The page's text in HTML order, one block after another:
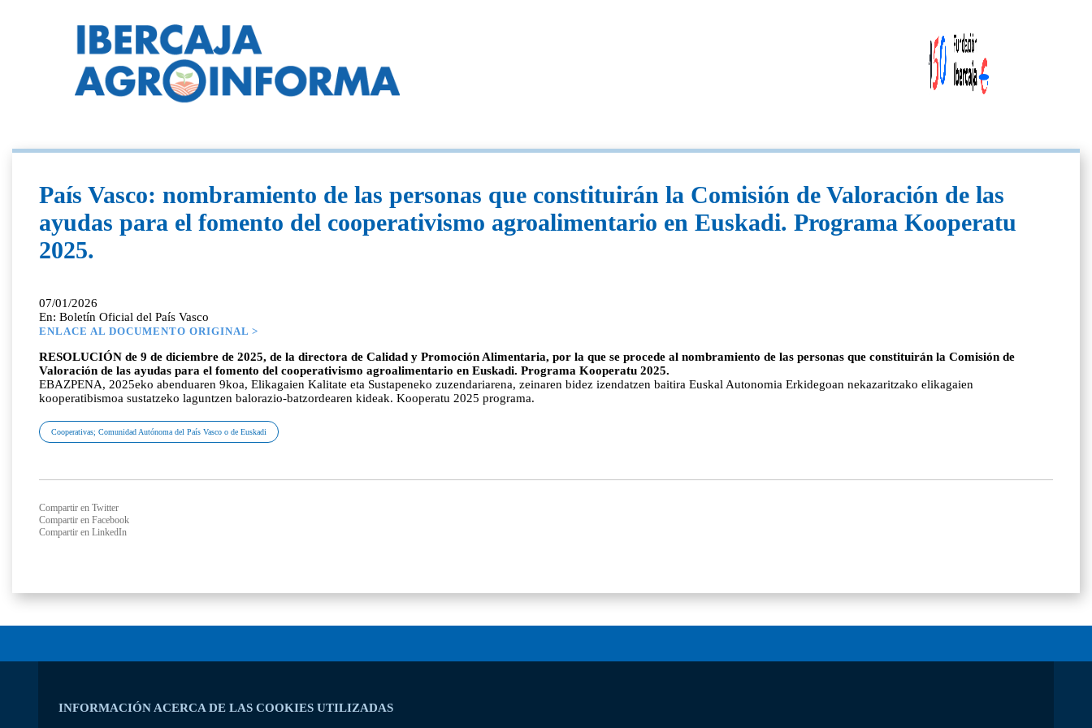
INFORMACIÓN ACERCA DE LAS COOKIES UTILIZADAS
País Vasco: nombramiento de las personas que constituirán la Comisión de Valoración de las
ayudas para el fomento del cooperativismo agroalimentario en Euskadi. Programa Kooperatu
2025.
07/01/2026
En: Boletín Oficial del País Vasco
ENLACE AL DOCUMENTO ORIGINAL >
RESOLUCIÓN de 9 de diciembre de 2025, de la directora de Calidad y Promoción Alimentaria, por la que se procede al nombramiento de las personas que constituirán la Comisión de
Valoración de las ayudas para el fomento del cooperativismo agroalimentario en Euskadi. Programa Kooperatu 2025.
EBAZPENA, 2025eko abenduaren 9koa, Elikagaien Kalitate eta Sustapeneko zuzendariarena, zeinaren bidez izendatzen baitira Euskal Autonomia Erkidegoan nekazaritzako elikagaien
kooperatibismoa sustatzeko laguntzen balorazio-batzordearen kideak. Kooperatu 2025 programa.
Cooperativas; Comunidad Autónoma del País Vasco o de Euskadi
Compartir en Twitter
Compartir en Facebook
Compartir en LinkedIn